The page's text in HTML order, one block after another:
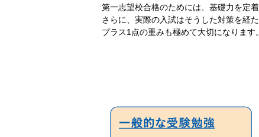
第一志望校合格のためには、基礎力を定
さらに、実際の入試はそうした対策を経
プラス1点の重みも極めて大切になります。